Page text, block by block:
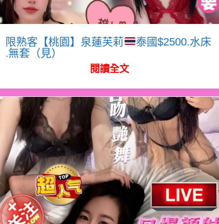
限熟客【桃園】泉蓮芙莉
泰國$2500.水床
.無套（見）
閱讀全文